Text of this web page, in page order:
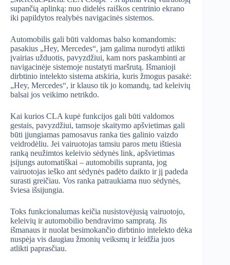
supančią aplinką: nuo didelės raiškos centrinio ekrano
iki papildytos realybės navigacinės sistemos.
Automobilis gali būti valdomas balso komandomis:
pasakius „Hey, Mercedes“, jam galima nurodyti atlikti
įvairias užduotis, pavyzdžiui, kam nors paskambinti ar
navigacinėje sistemoje nustatyti maršrutą. Išmanioji
dirbtinio intelekto sistema atskiria, kuris žmogus pasakė:
„Hey, Mercedes“, ir klauso tik jo komandų, tad keleivių
balsai jos veikimo netrikdo.
Kai kurios CLA kupė funkcijos gali būti valdomos
gestais, pavyzdžiui, tamsoje skaitymo apšvietimas gali
būti įjungiamas pamosavus ranka ties galinio vaizdo
veidrodėliu. Jei vairuotojas tamsiu paros metu ištiesia
ranką neužimtos keleivio sėdynės link, apšvietimas
įsijungs automatiškai – automobilis supranta, jog
vairuotojas ieško ant sėdynės padėto daikto ir jį padeda
surasti greičiau. Vos ranka patraukiama nuo sėdynės,
šviesa išsijungia.
Toks funkcionalumas keičia nusistovėjusią vairuotojo,
keleivių ir automobilio bendravimo sampratą. Jis
išmanaus ir nuolat besimokančio dirbtinio intelekto dėka
nuspėja vis daugiau žmonių veiksmų ir leidžia juos
atlikti paprasčiau.